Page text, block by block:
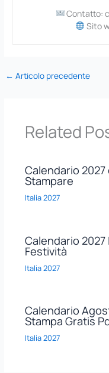
Contatto:
Sito
← Articolo precedente
Related
Calendario 2027
Stampare
Italia 2027
Calendario 2027
Festività
Italia 2027
Calendario
Stampa Gratis
Italia 2027